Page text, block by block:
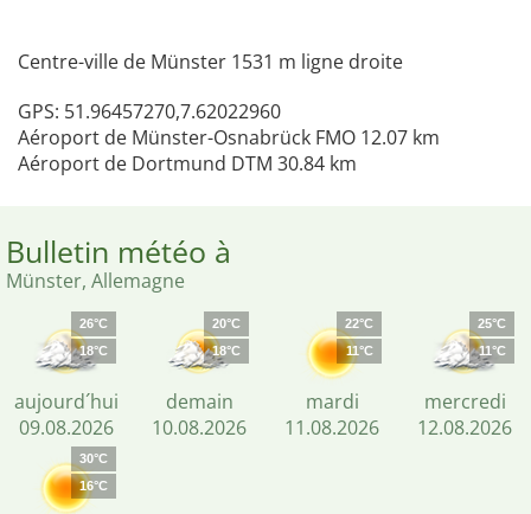
Centre-ville de Münster 1531 m ligne droite
GPS: 51.96457270,7.62022960
Aéroport de Münster-Osnabrück FMO 12.07 km
Aéroport de Dortmund DTM 30.84 km
Bulletin météo à
Münster, Allemagne
26°C
18°C
aujourd´hui
09.08.2026
20°C
18°C
demain
10.08.2026
22°C
11°C
mardi
11.08.2026
25°C
11°C
mercredi
12.08.2026
30°C
16°C